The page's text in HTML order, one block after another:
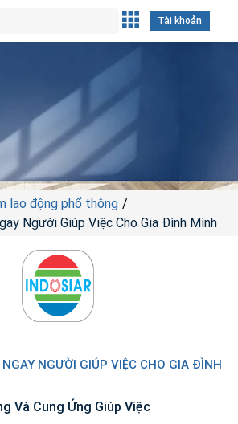
Tài khoản
lao động phổ thông
Người Giúp Việc Cho Gia Đình Mình
NGƯỜI GIÚP VIỆC CHO GIA ĐÌNH
Và Cung Ứng Giúp Việc